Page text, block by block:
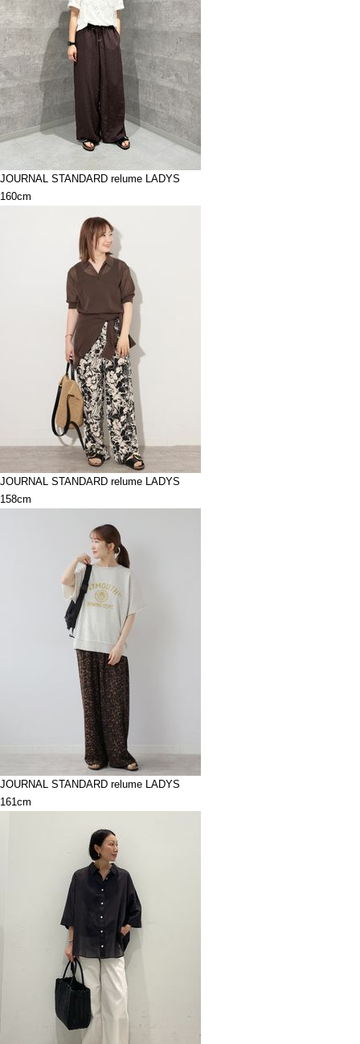
JOURNAL STANDARD relume LADYS
160cm
JOURNAL STANDARD relume LADYS
158cm
JOURNAL STANDARD relume LADYS
161cm